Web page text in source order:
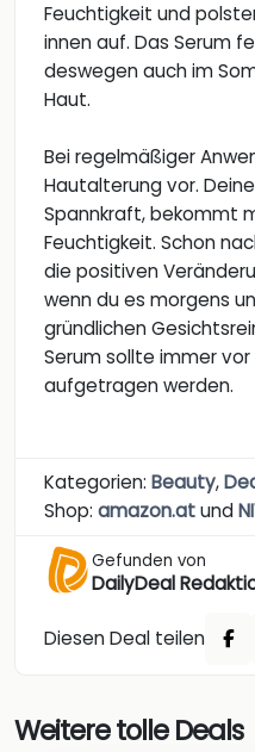
Feuchtigkeit und
innen auf. Das Serum
deswegen auch im
Haut.
Bei regelmäßiger
Hautalterung vor.
Spannkraft, bekommt
Feuchtigkeit. Schon
die positiven
wenn du es morgens
gründlichen
Serum sollte immer
aufgetragen werden.
Kategorien: Beauty,
Shop: amazon.atund
Gefunden von
DailyDeal
Diesen Deal teilen
Weitere tolle Deals